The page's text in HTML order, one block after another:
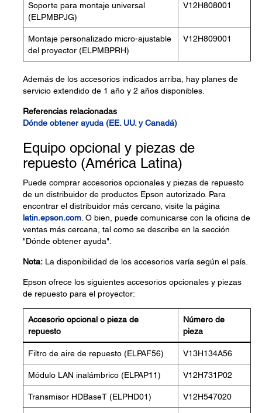
Soporte para montaje universal
(ELPMBPJG)
V12H808001
Montaje personalizado micro-ajustable
del proyector (ELPMBPRH)
V12H809001
Además de los accesorios indicados arriba, hay planes de
servicio extendido de 1 año y 2 años disponibles.
Referencias relacionadas
Dónde obtener ayuda (EE. UU. y Canadá)
Equipo opcional y piezas de
repuesto (América Latina)
Puede comprar accesorios opcionales y piezas de repuesto
de un distribuidor de productos Epson autorizado. Para
encontrar el distribuidor más cercano, visite la página
latin.epson.com . O bien, puede comunicarse con la oficina de
ventas más cercana, tal como se describe en la sección
"Dónde obtener ayuda".
Nota: La disponibilidad de los accesorios varía según el país.
Epson ofrece los siguientes accesorios opcionales y piezas
de repuesto para el proyector:
Accesorio opcional o pieza de
repuesto
Número de
pieza
Filtro de aire de repuesto (ELPAF56) V13H134A56
Módulo LAN inalámbrico (ELPAP11) V12H731P02
Transmisor HDBaseT (ELPHD01) V12H547020